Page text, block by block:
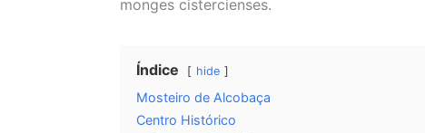
monges cistercienses.
Índice hide
Mosteiro de Alcobaça
Centro Histórico